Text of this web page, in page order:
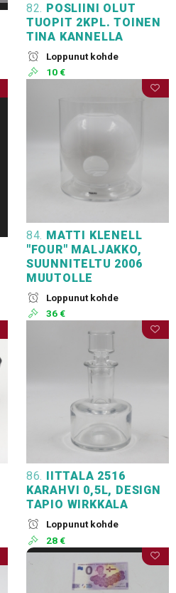
82. POSLIINI OLUT
TUOPIT 2KPL. TOINEN
TINA KANNELLA
Loppunut kohde
10 €
84. MATTI KLENELL
"FOUR" MALJAKKO,
SUUNNITELTU 2006
MUUTOLLE
Loppunut kohde
36 €
86.
IITTALA 2516
KARAHVI 0,5L, DESIGN
TAPIO WIRKKALA
Loppunut kohde
28 €